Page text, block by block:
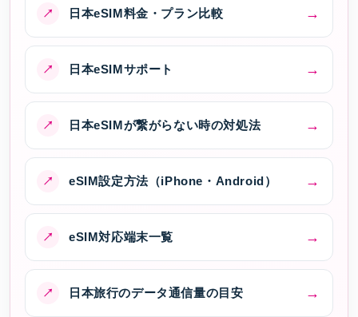
日本eSIM料金・プラン比較
日本eSIMサポート
日本eSIMが繋がらない時の対処法
eSIM設定方法（iPhone・Android）
eSIM対応端末一覧
日本旅行のデータ通信量の目安